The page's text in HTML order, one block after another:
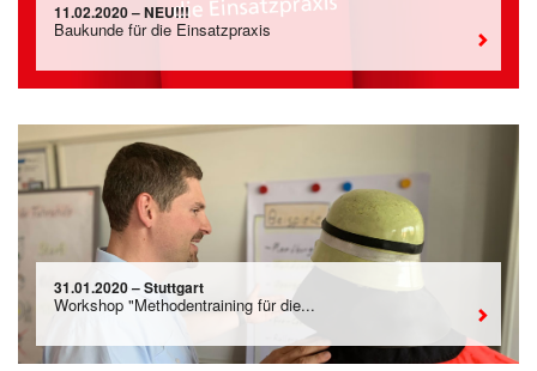
11.02.2020 – NEU!!!
Baukunde für die Einsatzpraxis
31.01.2020 – Stuttgart
Workshop "Methodentraining für die...